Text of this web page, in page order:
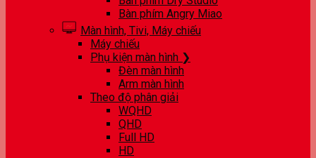
Bàn phím Angry Miao
Màn hình, Tivi, Máy chiếu
Máy chiếu
Phụ kiện màn hình ❯
Đèn màn hình
Arm màn hình
Theo độ phân giải
WQHD
QHD
Full HD
HD